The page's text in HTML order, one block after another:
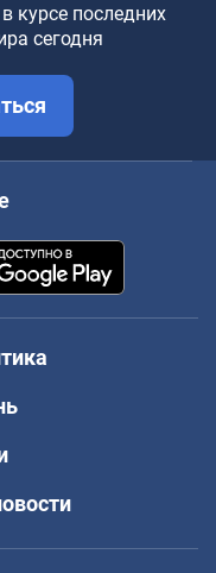
курсе последних
сегодня